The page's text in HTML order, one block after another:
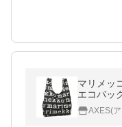
マリメッ
エコバッ
OGO
BLACK/
AXES(